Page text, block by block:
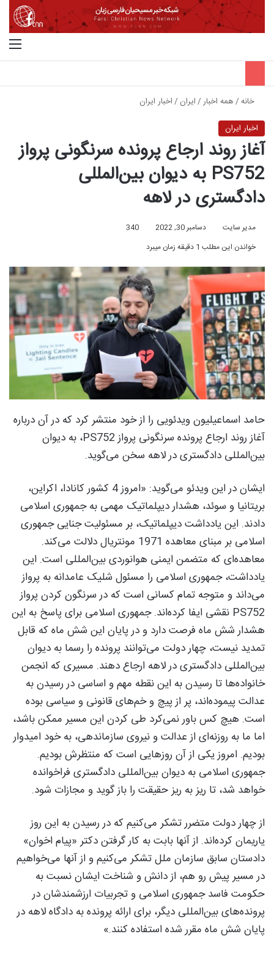
خانه/همه اخبار/ایران /اخبار ایران
اخبار ایران
آغاز روند ارجاع پرونده سرنگونی پرواز
PS752 به دیوان بین‌المللی
دادگستری در لاهه
مدیر سایت دسامبر 30, 2022
340
خواندن این مطلب 1 دقیقه زمان میبرد
حامد اسماعیلیون ویدئویی را از خود منتشر کرد که در آن درباره
آغاز روند ارجاع پرونده سرنگونی پرواز PS752، به دیوان
بین‌المللی دادگستری در لاهه سخن می‌گوید.
ایشان در این ویدئو می‌گوید: «امروز 4 کشور کانادا، اکراین،
بریتانیا و سوئد، هشدار دیپلماتیک مهمی به جمهوری اسلامی
دادند. این یادداشت دیپلماتیک، بر مسئولیت جنایی جمهوری
اسلامی بر مبنای معاهده 1971 مونتریال دلالت می‌کند.
معاهده‌ای که متضمن ایمنی هوانوردی بین‌المللی است. این
یادداشت، جمهوری اسلامی را مسئول شلیک عامدانه به پرواز
می‌داند و متوجه تمام کسانی است که در سرنگون کردن پرواز
PS752 نقشی ایفا کرده‌اند. جمهوری اسلامی برای پاسخ به این
هشدار شش ماه فرصت دارد و در پایان این شش ماه که قابل
تمدید نیست، چهار دولت می‌توانند پرونده را رسما به دیوان
بین‌المللی دادگستری در لاهه ارجاع دهند. مسیری که انجمن
خانواده‌ها تا رسیدن به این نقطه مهم و اساسی در رسیدن به
عدالت پیموده‌اند، پر از پیچ و خم‌های قانونی و سیاسی بوده
است. هیچ کس باور نمی‌کرد طی کردن این مسیر ممکن باشد،
اما ما به روزنه‌ای از عدالت و نیروی سازماندهی، به خود امیدوار
بودیم. امروز یکی از آن روزهایی است که منتظرش بودیم.
جمهوری اسلامی به دیوان بین‌المللی دادگستری فراخوانده
خواهد شد، تا ریز به ریز حقیقت را باز گوید و مجازات شود.
از چهار دولت متضرر تشکر می‌کنیم که در رسیدن به این روز
یاریمان کرده‌اند. از آنها بابت به کار گرفتن دکتر «پیام اخوان»
دادستان سابق سازمان ملل تشکر می‌کنیم و از آنها می‌خواهیم
در مسیر پیش رو هم، از دانش و شناخت ایشان نسبت به
حکومت فاسد جمهوری اسلامی و تجربیات ارزشمندشان در
پرونده‌های بین‌المللی دیگر، برای ارائه پرونده به دادگاه لاهه در
پایان شش ماه مقرر شده استفاده کنند.»